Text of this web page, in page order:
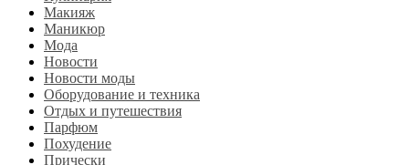
Макияж
Маникюр
Мода
Новости
Новости моды
Оборудование и техника
Отдых и путешествия
Парфюм
Похудение
Прически